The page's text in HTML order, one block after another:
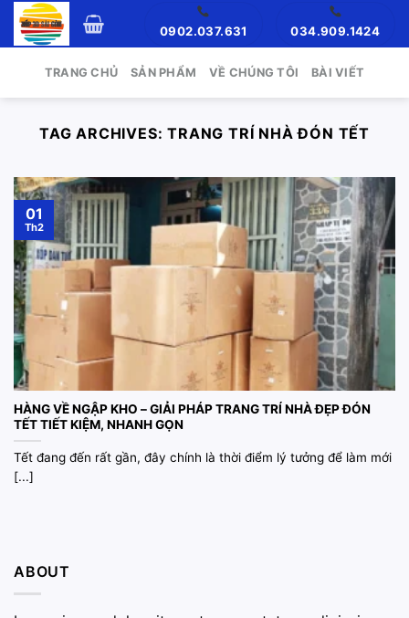
Skip
0902.037.631 034.909.1424
TRANG CHỦ SẢN PHẨM VỀ CHÚNG TÔI BÀI VIẾT
TAG ARCHIVES:TRANG TRÍ NHÀ ĐÓN TẾT
HÀNG VỀ NGẬP KHO – GIẢI PHÁP TRANG TRÍ NHÀ ĐẸP ĐÓN
TẾT TIẾT KIỆM, NHANH GỌN
Tết đang đến rất gần, đây chính là thời điểm lý tưởng để làm mới
[...]
01
Th2
ABOUT